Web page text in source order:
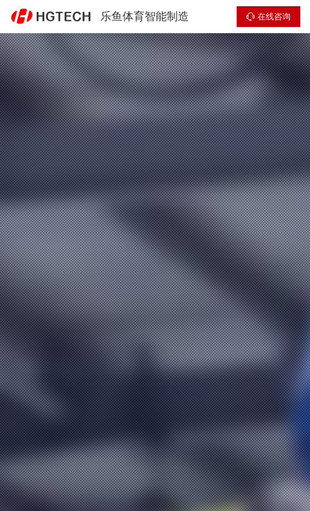
乐鱼体育智能制造 在线咨询